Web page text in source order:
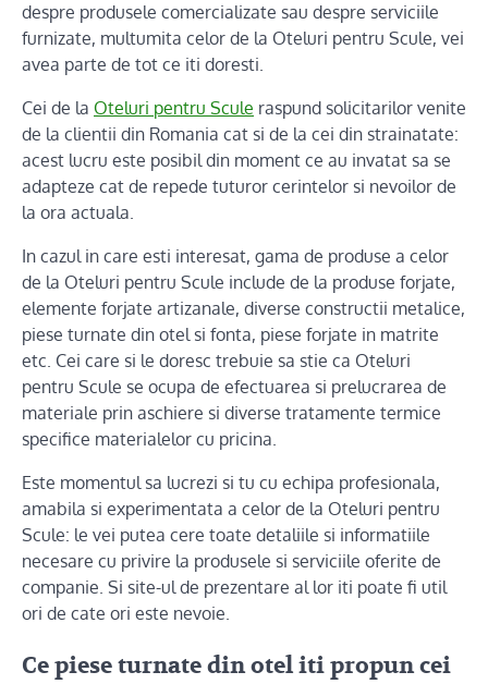
despre produsele comercializate sau despre serviciile
furnizate, multumita celor de la Oteluri pentru Scule, vei
avea parte de tot ce iti doresti.
Cei de la Oteluri pentru Scule raspund solicitarilor venite
de la clientii din Romania cat si de la cei din strainatate:
acest lucru este posibil din moment ce au invatat sa se
adapteze cat de repede tuturor cerintelor si nevoilor de
la ora actuala.
In cazul in care esti interesat, gama de produse a celor
de la Oteluri pentru Scule include de la produse forjate,
elemente forjate artizanale, diverse constructii metalice,
piese turnate din otel si fonta, piese forjate in matrite
etc. Cei care si le doresc trebuie sa stie ca Oteluri
pentru Scule se ocupa de efectuarea si prelucrarea de
materiale prin aschiere si diverse tratamente termice
specifice materialelor cu pricina.
Este momentul sa lucrezi si tu cu echipa profesionala,
amabila si experimentata a celor de la Oteluri pentru
Scule: le vei putea cere toate detaliile si informatiile
necesare cu privire la produsele si serviciile oferite de
companie. Si site-ul de prezentare al lor iti poate fi util
ori de cate ori este nevoie.
Ce piese turnate din otel iti propun cei